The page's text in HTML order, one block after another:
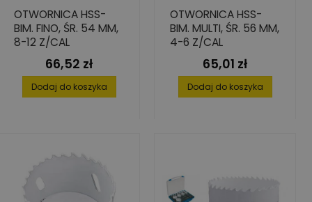
OTWORNICA HSS-
BIM. FINO, ŚR. 54 MM,
8-12 Z/CAL
Cena
66,52 zł
Dodaj do koszyka
OTWORNICA HSS-
BIM. MULTI, ŚR. 56 MM,
4-6 Z/CAL
Cena
65,01 zł
Dodaj do koszyka